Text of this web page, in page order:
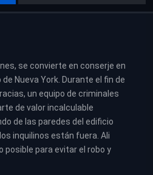
se convierte en conserje en
Nueva York. Durante el fin de
un equipo de criminales
de valor incalculable
de las paredes del edificio
inquilinos están fuera. Ali
posible para evitar el robo y